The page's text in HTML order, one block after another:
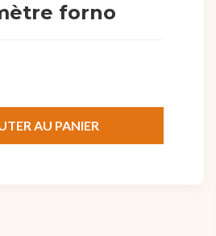
forno
AU PANIER